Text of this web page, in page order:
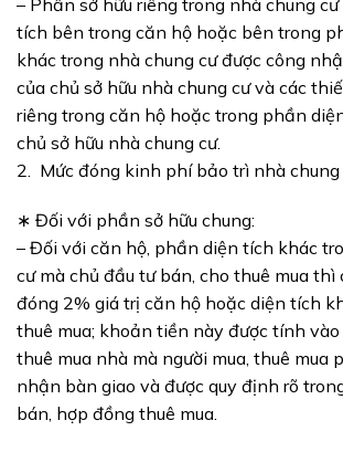
tích bên trong căn hộ hoặc bên trong
khác trong nhà chung cư được công
của chủ sở hữu nhà chung cư và các
riêng trong căn hộ hoặc trong phần
chủ sở hữu nhà chung cư.
2. Mức đóng kinh phí bảo trì nhà chung
∗ Đối với phần sở hữu chung:
– Đối với căn hộ, phần diện tích khác
cư mà chủ đầu tư bán, cho thuê mua
đóng 2% giá trị căn hộ hoặc diện tích
thuê mua; khoản tiền này được tính
thuê mua nhà mà người mua, thuê mua
nhận bàn giao và được quy định rõ
bán, hợp đồng thuê mua.